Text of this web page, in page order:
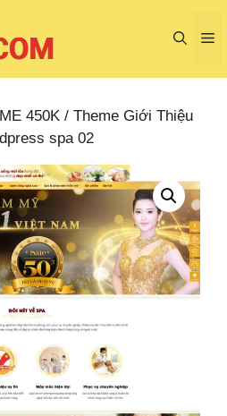
450K / Theme Giới Thiệu
spa 02